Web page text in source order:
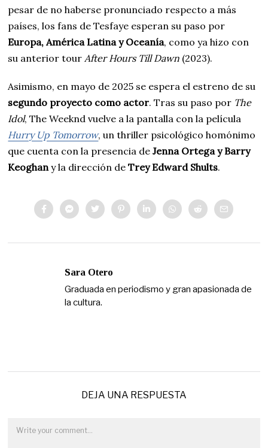
pesar de no haberse pronunciado respecto a más
países, los fans de Tesfaye esperan su paso por
Europa, América Latina y Oceanía, como ya hizo con
su anterior tour After Hours Till Dawn (2023).
Asimismo, en mayo de 2025 se espera el estreno de su
segundo proyecto como actor. Tras su paso por The
Idol, The Weeknd vuelve a la pantalla con la película
Hurry Up Tomorrow, un thriller psicológico homónimo
que cuenta con la presencia de Jenna Ortega y Barry
Keoghan y la dirección deTrey Edward Shults.
Sara Otero
Graduada en periodismo y gran apasionada de
la cultura.
DEJA UNA RESPUESTA